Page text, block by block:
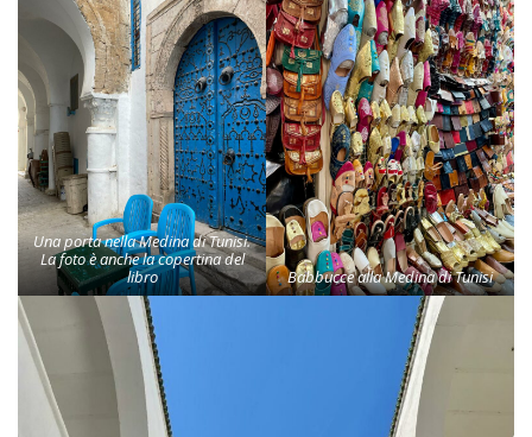
Una porta nella Medina di Tunisi.
La foto è anche la copertina del
libro
Babbucce alla Medina di Tunisi